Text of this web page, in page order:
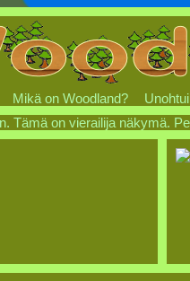
Mikä on Woodland?
Tämä on vierailija näkymä.